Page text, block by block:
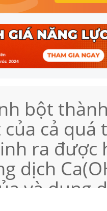
bột
cả quá
ra được
dịch
và dung